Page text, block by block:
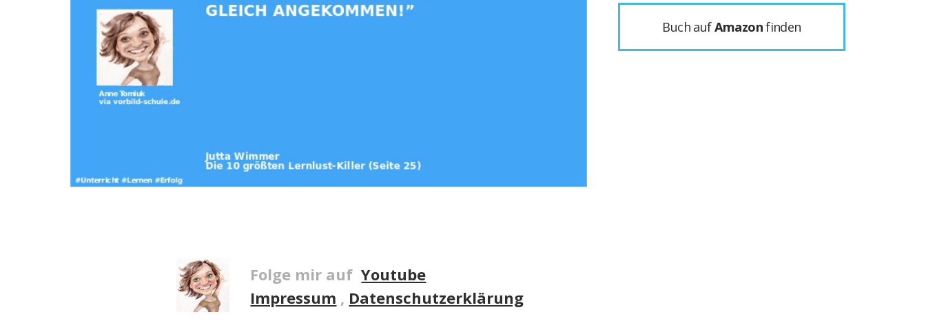
Buch aufAmazonfinden
Folge mir auf Youtube
Impressum , Datenschutzerklärung